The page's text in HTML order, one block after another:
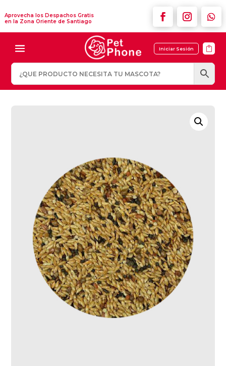
Aprovecha los Despachos Gratis
en la Zona Oriente de Santiago
Iniciar Sesión 